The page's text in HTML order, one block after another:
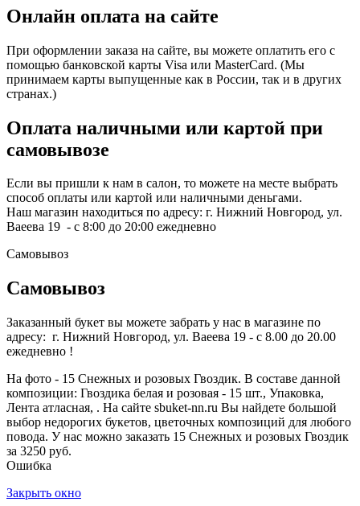
Онлайн оплата на сайте
При оформлении заказа на сайте, вы можете оплатить его с
помощью банковской карты Visa или MasterCard. (Мы
принимаем карты выпущенные как в России, так и в других
странах.)
Оплата наличными или картой при
самовывозе
Если вы пришли к нам в салон, то можете на месте выбрать
способ оплаты или картой или наличными деньгами.
Наш магазин находиться по адресу: г. Нижний Новгород, ул.
Ваеева 19 - с 8:00 до 20:00 ежедневно
Самовывоз
Самовывоз
Заказанный букет вы можете забрать у нас в магазине по
адресу: г. Нижний Новгород, ул. Ваеева 19 - с 8.00 до 20.00
ежедневно !
На фото - 15 Снежных и розовых Гвоздик. В составе данной
композиции: Гвоздика белая и розовая - 15 шт., Упаковка,
Лента атласная, . На сайте sbuket-nn.ru Вы найдете большой
выбор недорогих букетов, цветочных композиций для любого
повода. У нас можно заказать 15 Снежных и розовых Гвоздик
за 3250 руб.
Ошибка
Закрыть окно